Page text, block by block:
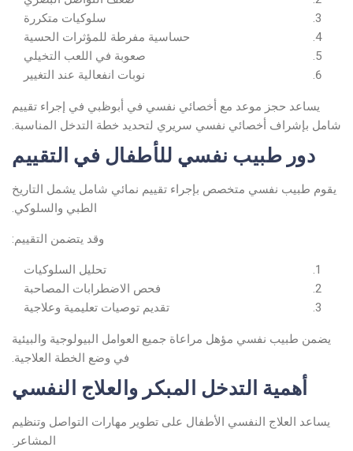
سلوكيات متكررة
حساسية مفرطة للمؤثرات الحسية
صعوبة في اللعب التخيلي
نوبات انفعالية عند التغيير
يساعد حجز موعد مع أخصائي نفسي في أبوظبي في إجراء تقييم
شامل بإشراف أخصائي نفسي سريري لتحديد خطة التدخل المناسبة.
دور طبيب نفسي للأطفال في التقييم
يقوم طبيب نفسي متخصص بإجراء تقييم نمائي شامل يشمل التاريخ
الطبي والسلوكي.
وقد يتضمن التقييم:
تحليل السلوكيات
فحص الاضطرابات المصاحبة
تقديم توصيات تعليمية وعلاجية
يضمن طبيب نفسي مؤهل مراعاة جميع العوامل البيولوجية والبيئية
في وضع الخطة العلاجية.
أهمية التدخل المبكر والعلاج النفسي
يساعد العلاج النفسي الأطفال على تطوير مهارات التواصل وتنظيم
المشاعر.